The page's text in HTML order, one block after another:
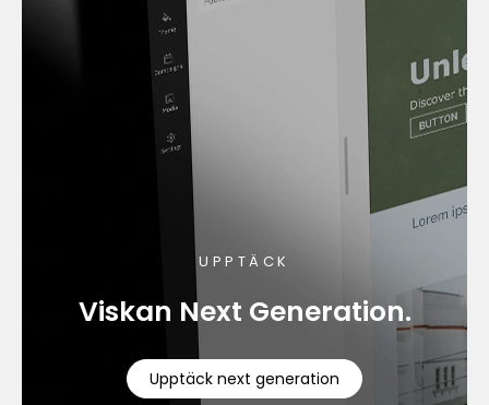
UPPTÄCK
Viskan Next Generation.
Upptäck next generation